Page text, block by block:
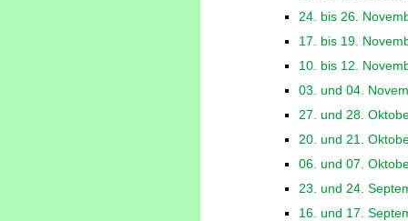
24. bis 26.
17. bis 19.
10. bis 12.
03. und 04.
27. und 28.
20. und 21.
06. und 07.
23. und 24.
16. und 17.